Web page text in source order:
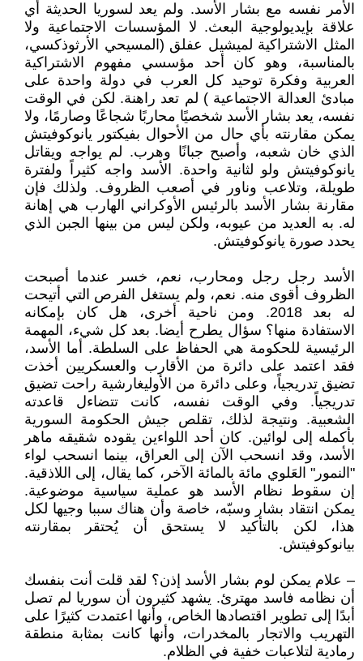
الأمر نفسه مع بشار الأسد. ولم يعد لسوريا الحديثة أي
علاقة بإيديولوجية البعث. لا المؤسسات الاجتماعية ولا
المثل الاشتراكية لميشيل عفلق (المسيحي الأرثوذكسي،
بالمناسبة، وهو كان أحد مؤسسي مفهوم الاشتراكية
العربية وفكرة توحيد كل العرب في دولة واحدة على
مبادئ العدالة الاجتماعية ) لم تعد راهنة. لكن في الوقت
نفسه، يعد بشار الأسد شخصيًا محاربًا شجاعًا وصارمًا، ولا
يمكن مقارنته بأي حال من الأحوال بفيكتور يانوكوفيتش
الذي خان شعبه، وأصبح جبانًا وهرب. لم يواجه ويقاتل
يانوكوفيتش ولو لثانية واحدة. الأسد واجه كثيراً ولفترة
طويلة، وتلاعب وناور في أصعب الظروف. ولذلك فإن
مقارنة بشار الأسد بالرئيس الأوكراني الهارب هي إهانة
له. به العديد من عيوبه، ولكن ليس من بينها الجبن الذي
يحدد صورة يانوكوفيتش.
الأسد رجل رجل ومحارب، نعم، خسر عندما أصبحت
الظروف أقوى منه. نعم، ولم يستغل الفرص التي أتيحت
له بعد 2018. ومن ناحية أخرى، هل كان بإمكانه
الاستفادة منها؟ سؤال يطرح أيضا. بعد كل شيء، المهمة
الرئيسية للحكومة هي الحفاظ على السلطة. أما الأسد،
فقد اعتمد على دائرة من الأقارب والعسكريين أخذت
تضيق تدريجياً، وعلى دائرة من الأوليغارشية راحت تضيق
تدريجياً. وفي الوقت نفسه، كانت تتضاءل قاعدته
الشعبية. ونتيجة لذلك، تقلص جيش الحكومة السورية
بأكمله إلى لوائين. كان أحد اللواءين يقوده شقيقه ماهر
الأسد، وقد انسحب الآن إلى العراق، بينما انسحب لواء
"النمور" العَلوي مائة بالمائة الآخر، كما يقال، إلى اللاذقية.
إن سقوط نظام الأسد هو عملية سياسية موضوعية.
يمكن انتقاد بشار وسبّه، خاصة وأن هناك سببا وجيها لكل
هذا، لكن بالتأكيد لا يستحق أن يُحتقر بمقارنته
بيانوكوفيتش.
– علام يمكن لوم بشار الأسد إذن؟ لقد قلت أنت بنفسك
أن نظامه فاسد مهترئ. يشهد كثيرون أن سوريا لم تصل
أبدًا إلى تطوير اقتصادها الخاص، وأنها اعتمدت كثيرًا على
التهريب والاتجار بالمخدرات، وأنها كانت بمثابة منطقة
رمادية لتلاعبات خفية في الظلام.